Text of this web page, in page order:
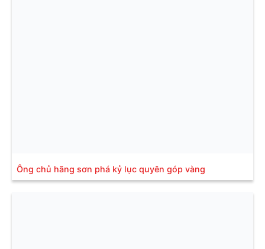
Ông chủ hãng sơn phá kỷ lục quyên góp vàng